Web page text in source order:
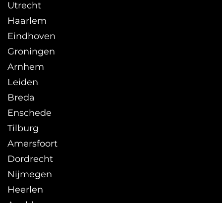
Utrecht
Haarlem
Eindhoven
Groningen
Arnhem
Leiden
Breda
Enschede
Tilburg
Amersfoort
Dordrecht
Nijmegen
Heerlen